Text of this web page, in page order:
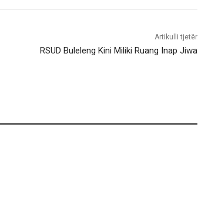
Artikulli tjetër
RSUD Buleleng Kini Miliki Ruang Inap Jiwa